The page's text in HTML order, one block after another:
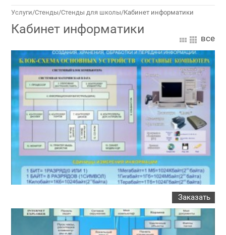
Услуги/Стенды/Стенды для школы/Кабинет информатики
Кабинет информатики
все
Заказать